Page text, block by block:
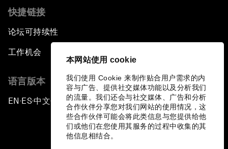
本网站使用 cookie
我们使用 Cookie 来制作贴合用户需求的内
容与广告、提供社交媒体功能以及分析我们
的流量。我们还会与社交媒体、广告和分析
合作伙伴分享您对我们网站的使用情况，这
些合作伙伴可能会将此类信息与您提供给他
们或他们在您使用其服务的过程中收集的其
他信息相结合。
快捷链接
论坛可持续性
工作机会
语言版本
EN ▪ES▪中文▪ 日本語